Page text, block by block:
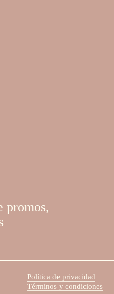
promos,
Política de privacidad
Términos y condiciones